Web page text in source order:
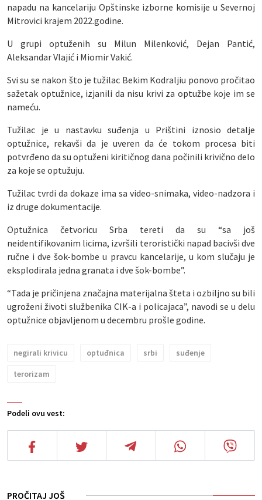
Podeli ovu vest:
napadu na kancelariju Opštinske izborne komisije u Severnoj
Mitrovici krajem 2022.godine.
U grupi optuženih su Milun Milenković, Dejan Pantić,
Aleksandar Vlajić i Miomir Vakić.
Svi su se nakon što je tužilac Bekim Kodraljiu ponovo pročitao
sažetak optužnice, izjanili da nisu krivi za optužbe koje im se
nameću.
Tužilac je u nastavku suđenja u Prištini iznosio detalje
optužnice, rekavši da je uveren da će tokom procesa biti
potvrđeno da su optuženi kiritičnog dana počinili krivično delo
za koje se optužuju.
Tužilac tvrdi da dokaze ima sa video-snimaka, video-nadzora i
iz druge dokumentacije.
Optužnica četvoricu Srba tereti da su “sa još
neidentifikovanim licima, izvršili teroristički napad bacivši dve
ručne i dve šok-bombe u pravcu kancelarije, u kom slučaju je
eksplodirala jedna granata i dve šok-bombe”.
“Tada je pričinjena značajna materijalna šteta i ozbiljno su bili
ugroženi životi službenika CIK-a i policajaca”, navodi se u delu
optužnice objavljenom u decembru prošle godine.
negirali krivicu optuđnica srbi
suđenje
terorizam
PROČITAJ JOŠ